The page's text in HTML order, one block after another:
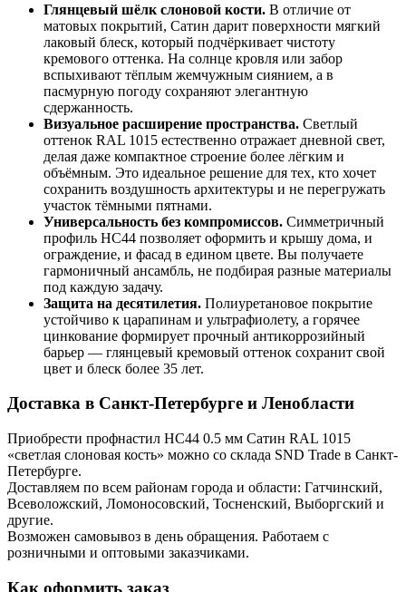
Глянцевый шёлк слоновой кости. В отличие от
матовых покрытий, Сатин дарит поверхности мягкий
лаковый блеск, который подчёркивает чистоту
кремового оттенка. На солнце кровля или забор
вспыхивают тёплым жемчужным сиянием, а в
пасмурную погоду сохраняют элегантную
сдержанность.
Визуальное расширение пространства. Светлый
оттенок RAL 1015 естественно отражает дневной свет,
делая даже компактное строение более лёгким и
объёмным. Это идеальное решение для тех, кто хочет
сохранить воздушность архитектуры и не перегружать
участок тёмными пятнами.
Универсальность без компромиссов. Симметричный
профиль НС44 позволяет оформить и крышу дома, и
ограждение, и фасад в едином цвете. Вы получаете
гармоничный ансамбль, не подбирая разные материалы
под каждую задачу.
Защита на десятилетия. Полиуретановое покрытие
устойчиво к царапинам и ультрафиолету, а горячее
цинкование формирует прочный антикоррозийный
барьер — глянцевый кремовый оттенок сохранит свой
цвет и блеск более 35 лет.
Доставка в Санкт-Петербурге и Ленобласти
Приобрести профнастил НС44 0.5 мм Сатин RAL 1015
«светлая слоновая кость» можно со склада SND Trade в Санкт-
Петербурге.
Доставляем по всем районам города и области: Гатчинский,
Всеволожский, Ломоносовский, Тосненский, Выборгский и
другие.
Возможен самовывоз в день обращения. Работаем с
розничными и оптовыми заказчиками.
Как оформить заказ